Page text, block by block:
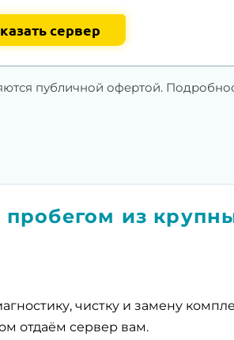
сервер
публичной офертой.
из
чистку и замену
отдаём сервер вам.